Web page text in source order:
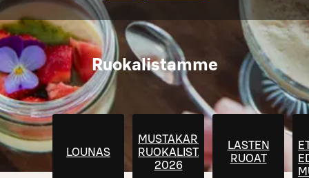
Ruokalistamme
LOUNAS
MUSTAKARIN
RUOKALISTA
2026
LASTEN
RUOAT